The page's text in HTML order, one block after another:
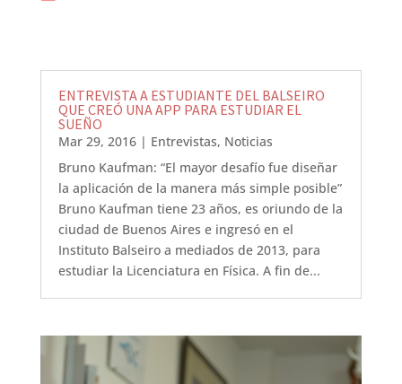
ENTREVISTA A ESTUDIANTE DEL BALSEIRO
QUE CREÓ UNA APP PARA ESTUDIAR EL
SUEÑO
Mar 29, 2016| Entrevistas, Noticias
Bruno Kaufman: “El mayor desafío fue diseñar
la aplicación de la manera más simple posible”
Bruno Kaufman tiene 23 años, es oriundo de la
ciudad de Buenos Aires e ingresó en el
Instituto Balseiro a mediados de 2013, para
estudiar la Licenciatura en Física. A fin de...